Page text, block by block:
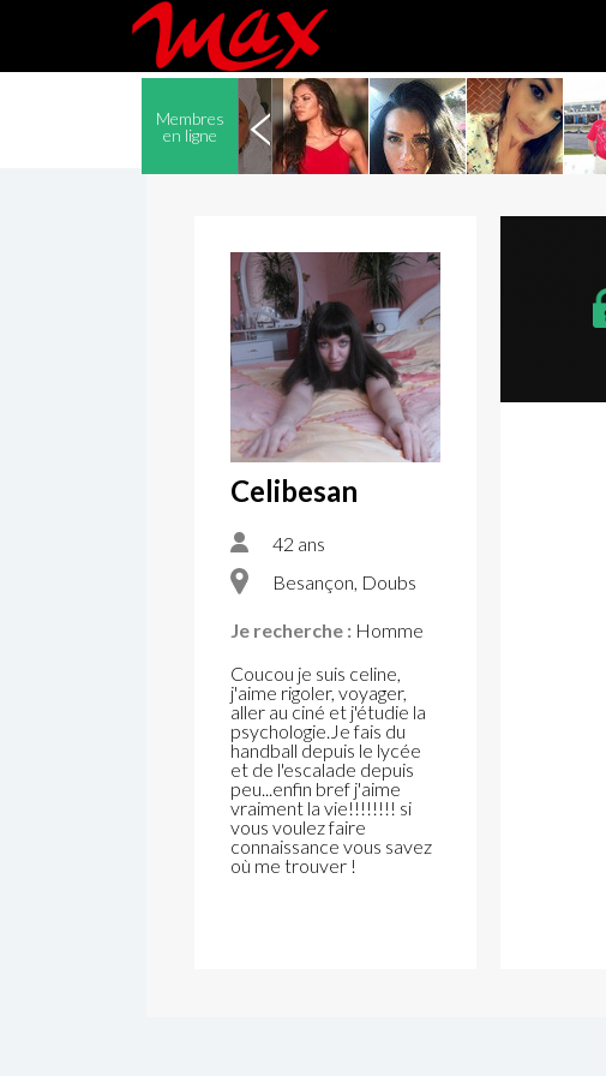
Membres
en ligne
Celibesan
42 ans
Besançon, Doubs
Je recherche : Homme
Coucou je suis celine,
j'aime rigoler, voyager,
aller au ciné et j'étudie la
psychologie.Je fais du
handball depuis le lycée
et de l'escalade depuis
peu...enfin bref j'aime
vraiment la vie!!!!!!!! si
vous voulez faire
connaissance vous savez
où me trouver !